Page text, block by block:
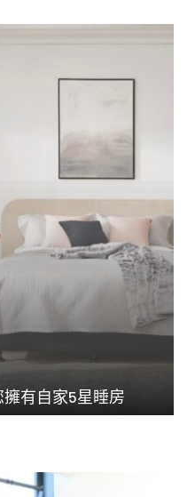
有自家5星睡房